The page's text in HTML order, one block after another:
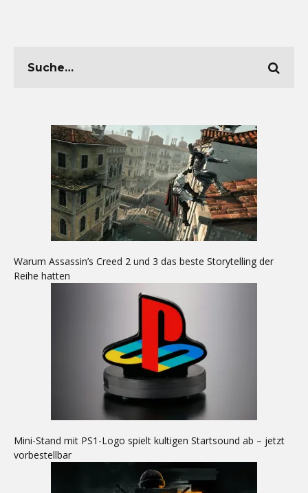
Warum Assassin’s Creed 2 und 3 das beste Storytelling der
Reihe hatten
Mini-Stand mit PS1-Logo spielt kultigen Startsound ab – jetzt
vorbestellbar